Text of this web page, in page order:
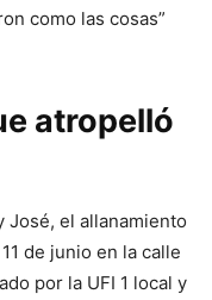
como las cosas”
atropelló
el allanamiento
de junio en la calle
por la UFI 1 local y